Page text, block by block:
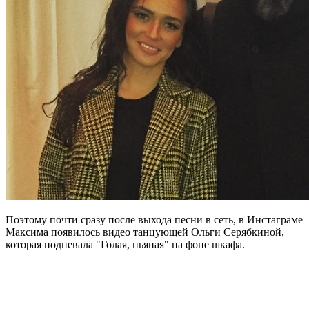
Поэтому почти сразу после выхода песни в сеть, в Инстаграме
Максима появилось видео танцующей Ольги Серябкиной,
которая подпевала "Голая, пьяная" на фоне шкафа.